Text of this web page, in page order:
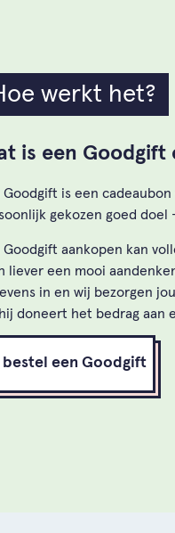
werkt het?
is een Goodgift
Goodgift is een
gekozen goed
Goodgift aankopen kan
liever een mooi
in en wij bezorgen
doneert het bedrag aan
bestel een Goodgift